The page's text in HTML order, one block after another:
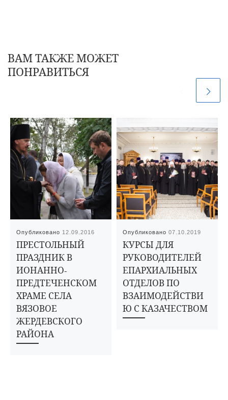
ВАМ ТАКЖЕ МОЖЕТ
ПОНРАВИТЬСЯ
Опубликовано 12.09.2016
ПРЕСТОЛЬНЫЙ
ПРАЗДНИК В
ИОНАННО-
ПРЕДТЕЧЕНСКОМ
ХРАМЕ СЕЛА
ВЯЗОВОЕ
ЖЕРДЕВСКОГО
РАЙОНА
Опубликовано07.10.2019
КУРСЫ ДЛЯ
РУКОВОДИТЕЛЕЙ
ЕПАРХИАЛЬНЫХ
ОТДЕЛОВ ПО
ВЗАИМОДЕЙСТВИ
Ю С КАЗАЧЕСТВОМ